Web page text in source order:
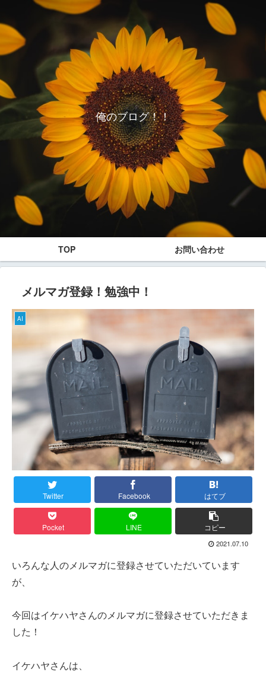
俺のブログ！！
TOP お問い合わせ
メルマガ登録！勉強中！
AI
Twitter Facebook はてブ
Pocket LINE コピー
2021.07.10
いろんな人のメルマガに登録させていただいています
が、
今回はイケハヤさんのメルマガに登録させていただきま
した！
イケハヤさんは、